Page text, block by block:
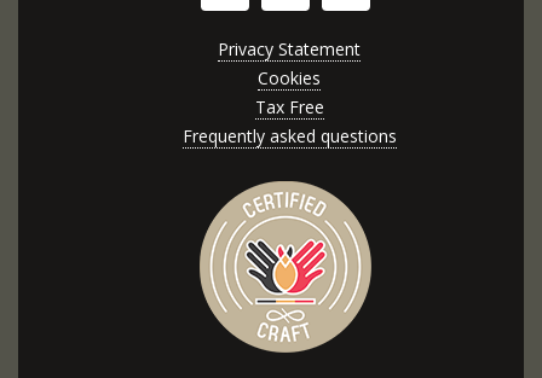
Privacy Statement
Cookies
Tax Free
Frequently asked questions